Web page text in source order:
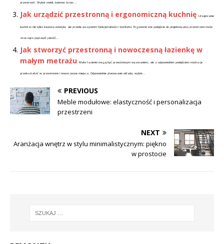
przestrzeń. Wybór mebli, kolorów ścian,...
Jak urządzić przestronną i ergonomiczną kuchnię Urządzanie
kuchni to nie tylko kwestia estetyki, ale przede wszystkim funkcjonalności i komfortu. Ergonomiczne podejście do projektowania przestrzeni może
znacząco poprawić jakość...
Jak stworzyć przestronną i nowoczesną łazienkę w
małym metrażu
Małe łazienki mogą być prawdziwym wyzwaniem, ale z odpowiednim podejściem można je
przekształcić w przestronne i nowoczesne miejsca. Odpowiednie planowanie układu, wybór...
PREVIOUS
Meble modułowe: elastyczność i personalizacja
przestrzeni
NEXT
Aranżacja wnętrz w stylu minimalistycznym: piękno
w prostocie